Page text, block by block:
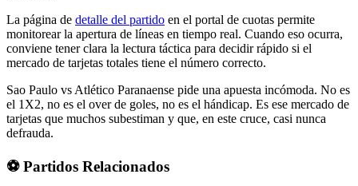
La página de detalle del partido en el portal de cuotas permite
monitorear la apertura de líneas en tiempo real. Cuando eso ocurra,
conviene tener clara la lectura táctica para decidir rápido si el
mercado de tarjetas totales tiene el número correcto.
Sao Paulo vs Atlético Paranaense pide una apuesta incómoda. No es
el 1X2, no es el over de goles, no es el hándicap. Es ese mercado de
tarjetas que muchos subestiman y que, en este cruce, casi nunca
defrauda.
⚽ Partidos Relacionados